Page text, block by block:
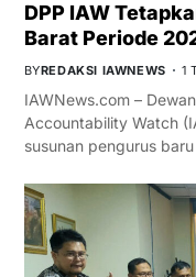
DPP IAW
Barat Periode
BYREDAKSI IAWNEWS 1
IAWNews.com –
Accountability Watch
susunan pengurus